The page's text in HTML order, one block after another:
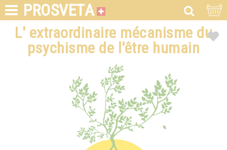
PROSVETA
L' extraordinaire mécanisme du
psychisme de l'être humain